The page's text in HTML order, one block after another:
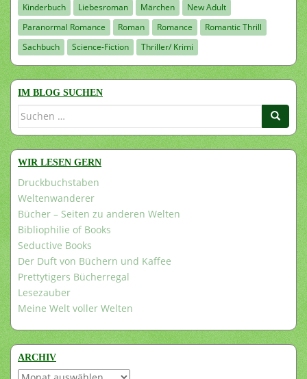
Kinderbuch
Liebesroman Märchen
New Adult
Paranormal Romance
Roman Romance
Romantic Thrill
Sachbuch
Science-Fiction Thriller/ Krimi
IM BLOG SUCHEN
Suchen
WIR LESEN GERN
Druckbuchstaben
Weltenwanderer
Bücher – Seiten zu anderen Welten
Bibliophilie of Books
Seductive Books
Der Duft von Büchern und Kaffee
Prettytigers Bücherregal
Lesezauber
Meine Welt voller Welten
ARCHIV
Archiv